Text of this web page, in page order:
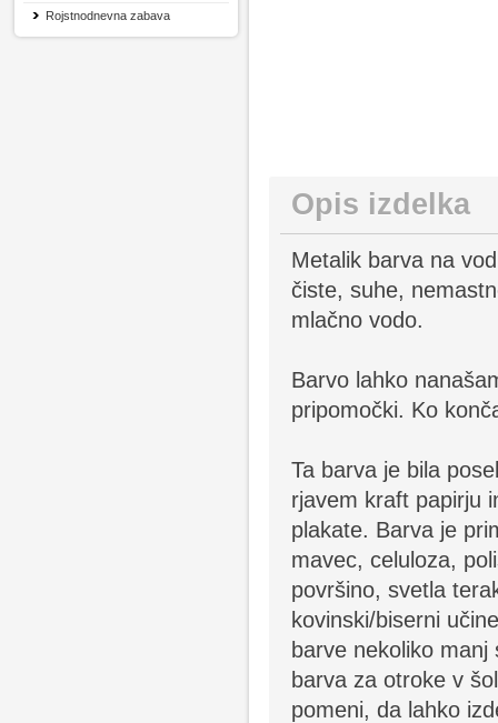
Rojstnodnevna zabava
Opis izdelka
Metalik barva na
čiste, suhe,
mlačno vodo.
Barvo lahko
pripomočki. Ko
Ta barva je bila
rjavem kraft papirju
plakate. Barva je
mavec, celuloza,
površino, svetla
kovinski/biserni
barve nekoliko
barva za otroke v
pomeni, da lahko